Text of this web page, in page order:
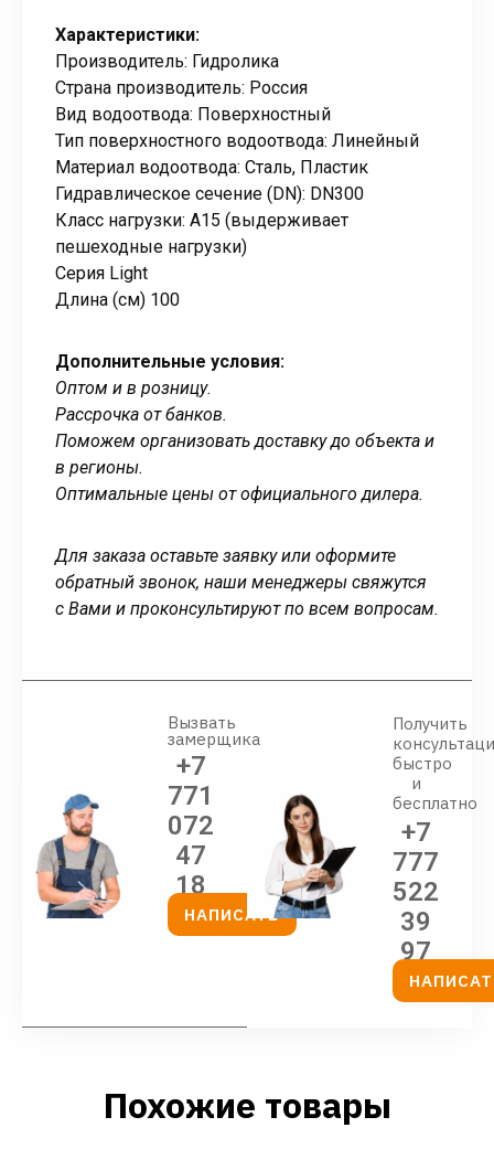
Характеристики:
Производитель: Гидролика
Страна производитель: Россия
Вид водоотвода: Поверхностный
Тип поверхностного водоотвода: Линейный
Материал водоотвода: Сталь, Пластик
Гидравлическое сечение (DN): DN300
Класс нагрузки: А15 (выдерживает
пешеходные нагрузки)
Серия Light
Длина (см) 100
Дополнительные условия:
Оптом и в розницу.
Рассрочка от банков.
Поможем организовать доставку до объекта и
в регионы.
Оптимальные цены от официального дилера.
Для заказа оставьте заявку или оформите
обратный звонок, наши менеджеры свяжутся
с Вами и проконсультируют по всем вопросам.
Вызвать
замерщика
+7
771
072
47
18
НАПИСАТЬ
Получить
быстро
и
бесплатно
+7
777
522
39
97
Похожие товары